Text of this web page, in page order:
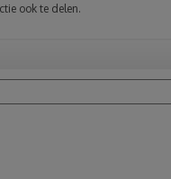
ook te delen.